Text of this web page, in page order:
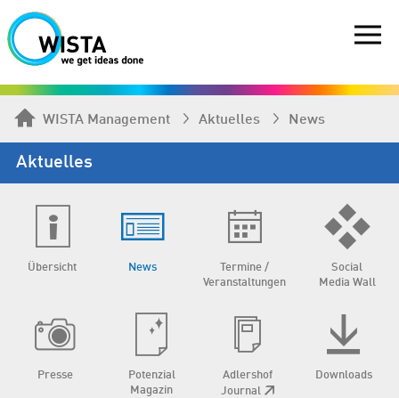
WISTA Management Aktuelles News
Aktuelles
Übersicht News
Termine /
Veranstaltungen
Social
Media Wall
Presse
Potenzial
Magazin
Adlershof
Journal
Downloads